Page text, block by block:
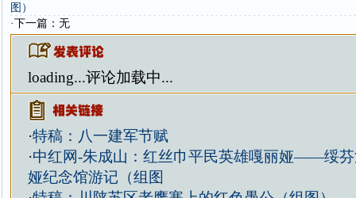
图）
·下一篇：无
loading...评论加载中...
·特稿：八一建军节赋
·中红网-朱成山：红丝巾平民英雄嘎丽娅——绥
娅纪念馆游记（组图